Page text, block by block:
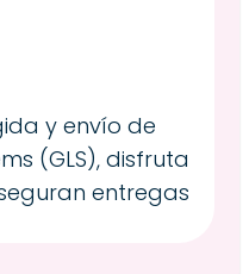
y envío de
(GLS), disfruta
entregas